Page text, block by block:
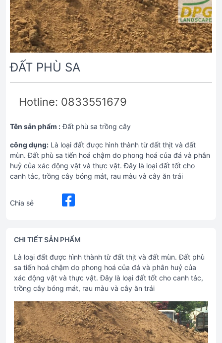
ĐẤT PHÙ SA
Hotline: 0833551679
Tên sản phẩm :Đất phù sa trồng cây
công dụng: Là loại đất được hình thành từ đất thịt và đất
mùn. Đất phù sa tiến hoá chậm do phong hoá của đá và phân
huỷ của xác động vật và thực vật. Đây là loại đất tốt cho
canh tác, trồng cây bóng mát, rau màu và cây ăn trái
Chia sẻ
CHI TIẾT SẢN PHẨM
Là loại đất được hình thành từ đất thịt và đất mùn. Đất phù
sa tiến hoá chậm do phong hoá của đá và phân huỷ của
xác động vật và thực vật. Đây là loại đất tốt cho canh tác,
trồng cây bóng mát, rau màu và cây ăn trái